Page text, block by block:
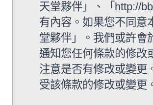
天堂夥伴」、「http://
有內容。如果您不同意
堂夥伴」。我們或許會
通知您任何條款的修改
注意是否有修改或變更
受該條款的修改或變更